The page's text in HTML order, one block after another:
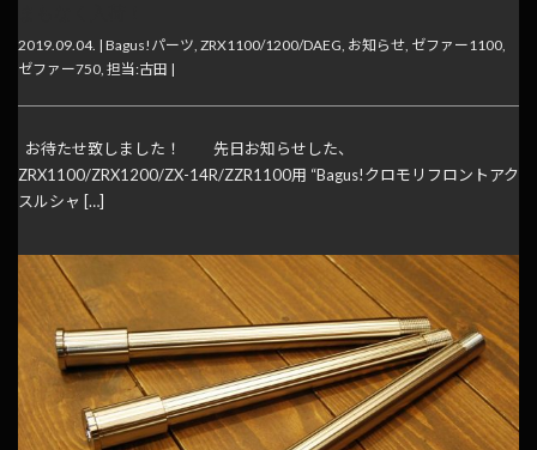
2019.09.04. | Bagus!パーツ ZRX1100/1200/DAEG お知らせ ゼファー1100
ゼファー750 担当:古田 |
お待たせ致しました！ 先日お知らせした、
ZRX1100/ZRX1200/ZX-14R/ZZR1100用 “Bagus!クロモリフロントアク
スルシャ […]